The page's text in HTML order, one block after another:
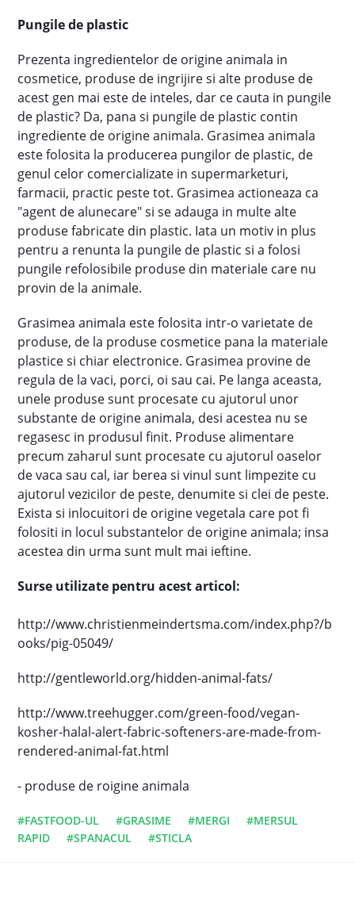
Pungile de plastic
Prezenta ingredientelor de origine animala in
cosmetice, produse de ingrijire si alte produse de
acest gen mai este de inteles, dar ce cauta in pungile
de plastic? Da, pana si pungile de plastic contin
ingrediente de origine animala. Grasimea animala
este folosita la producerea pungilor de plastic, de
genul celor comercializate in supermarketuri,
farmacii, practic peste tot. Grasimea actioneaza ca
"agent de alunecare" si se adauga in multe alte
produse fabricate din plastic. Iata un motiv in plus
pentru a renunta la pungile de plastic si a folosi
pungile refolosibile produse din materiale care nu
provin de la animale.
Grasimea animala este folosita intr-o varietate de
produse, de la produse cosmetice pana la materiale
plastice si chiar electronice. Grasimea provine de
regula de la vaci, porci, oi sau cai. Pe langa aceasta,
unele produse sunt procesate cu ajutorul unor
substante de origine animala, desi acestea nu se
regasesc in produsul finit. Produse alimentare
precum zaharul sunt procesate cu ajutorul oaselor
de vaca sau cal, iar berea si vinul sunt limpezite cu
ajutorul vezicilor de peste, denumite si clei de peste.
Exista si inlocuitori de origine vegetala care pot fi
folositi in locul substantelor de origine animala; insa
acestea din urma sunt mult mai ieftine.
Surse utilizate pentru acest articol:
http://www.christienmeindertsma.com/index.php?/b
ooks/pig-05049/
http://gentleworld.org/hidden-animal-fats/
http://www.treehugger.com/green-food/vegan-
kosher-halal-alert-fabric-softeners-are-made-from-
rendered-animal-fat.html
- produse de roigine animala
#FASTFOOD-UL #GRASIME #MERGI
#MERSUL
RAPID
#SPANACUL #STICLA